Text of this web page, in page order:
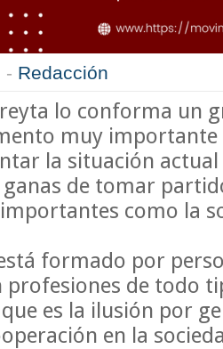
- Redacción
lo conforma un
muy importante
la situación
de tomar
como la
formado por
profesiones de todo
es la ilusión por
en la